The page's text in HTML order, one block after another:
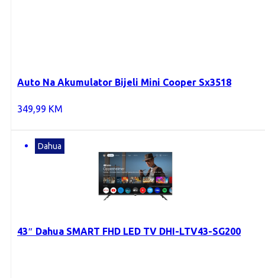
Auto Na Akumulator Bijeli Mini Cooper Sx3518
349,99 KM
Dahua
43″ Dahua SMART FHD LED TV DHI-LTV43-SG200